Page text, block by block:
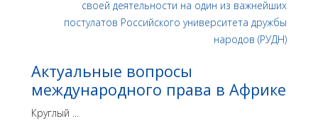
Актуальные вопросы
международного права в Африке
Круглый ...